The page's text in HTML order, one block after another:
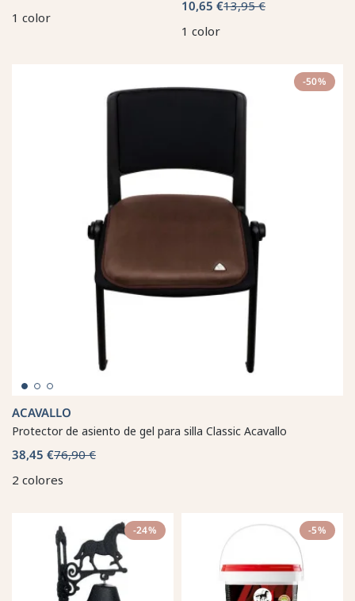
1 color
10,65 €13,95 €
1 color
-50%
ACAVALLO
Protector de asiento de gel para silla Classic Acavallo
38,45 €76,90 €
2 colores
-24% -5%